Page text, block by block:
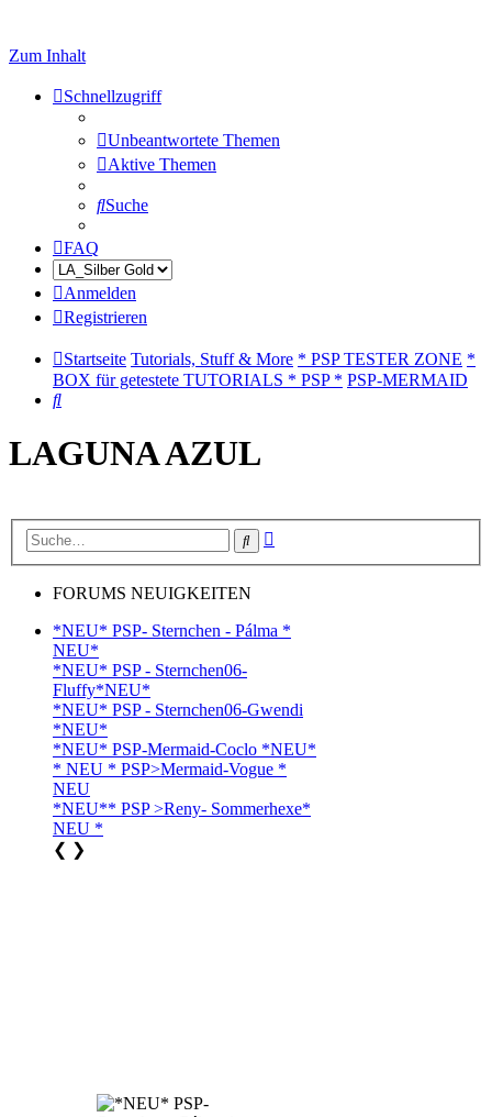
Zum Inhalt
Schnellzugriff
Unbeantwortete Themen
Aktive Themen
Suche
FAQ
Anmelden
Registrieren
Startseite Tutorials, Stuff & More * PSP TESTER ZONE *
BOX für getestete TUTORIALS * PSP * PSP-MERMAID
Suche
LAGUNA AZUL
Suche
FORUMS NEUIGKEITEN
*NEU* PSP- Sternchen - Pálma *
NEU*
*NEU* PSP - Sternchen06-
Fluffy*NEU*
*NEU* PSP - Sternchen06-Gwendi
*NEU*
*NEU* PSP-Mermaid-Coclo *NEU*
* NEU * PSP>Mermaid-Vogue *
NEU
*NEU** PSP >Reny- Sommerhexe*
NEU *
❮ ❯